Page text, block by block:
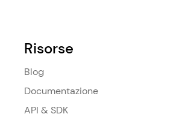
Risorse
Blog
Documentazione
API & SDK